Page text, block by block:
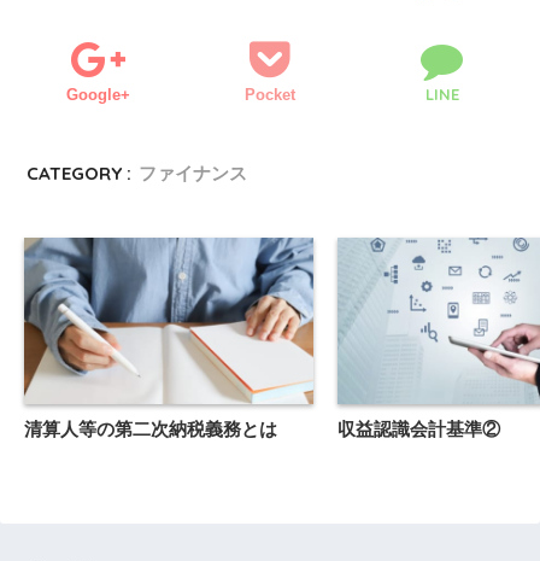
Google+ Pocket LINE
CATEGORY : ファイナンス
清算人等の第二次納税義務とは 収益認識会計基準②